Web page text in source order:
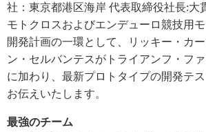
社：東京都港区海岸 代表取締役社長:大
モトクロスおよびエンデューロ競技用
開発計画の一環として、リッキー・カ
ン・セルバンテスがトライアンフ・フ
に加わり、最新プロトタイプの開発テ
お伝えいたします。
最強のチーム